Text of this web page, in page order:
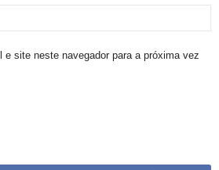
e site neste navegador para a próxima vez